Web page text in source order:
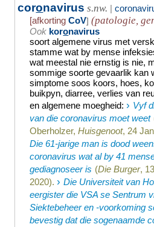
coronavirus s.nw. |
[afkorting CoV] (patologie,
Ook koronavirus
soort algemene virus met
stamme wat by mense
wat meestal nie ernstig is nie,
sommige soorte gevaarlik kan
simptome soos koors, hoes,
buikpyn, diarree, verlies van
en algemene moegheid:› Vyf
van die coronavirus moet weet
Oberholzer,Huisgenoot, 24
Die 61-jarige man is dood
coronavirus wat al by 41
gediagnoseer is (Die Burger,
2020). › Die Universiteit van
eergister die VSA se Sentrum
Siektebeheer en -voorkoming
bevestig dat die sogenaamde